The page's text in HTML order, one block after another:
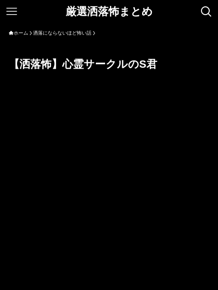
厳選洒落怖まとめ
ホーム 洒落にならないほど怖い話
【洒落怖】心霊サークルのS君